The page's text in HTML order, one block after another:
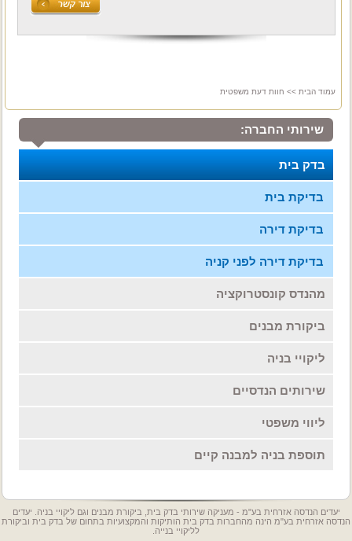
עמוד הבית >> חוות דעת משפטית
שירותי החברה:
בדק בית
בדיקת בית
בדיקת דירה
בדיקת דירה לפני קניה
מהנדס קונסטרוקציה
ביקורת מבנים
ליקויי בניה
שירותים הנדסיים
ליווי משפטי
תוספת בניה למבנה קיים
יעדים הנדסה אזרחית בע"מ - מעניקה שירותי בדק בית, ביקורת מבנים וגם ליקויי בניה. יעדים
הנדסה אזרחית בע"מ הינה מהחברות בדק בית הותיקות והמקצועיות בתחום של בדק בית וביקורת
לליקויי בנייה.